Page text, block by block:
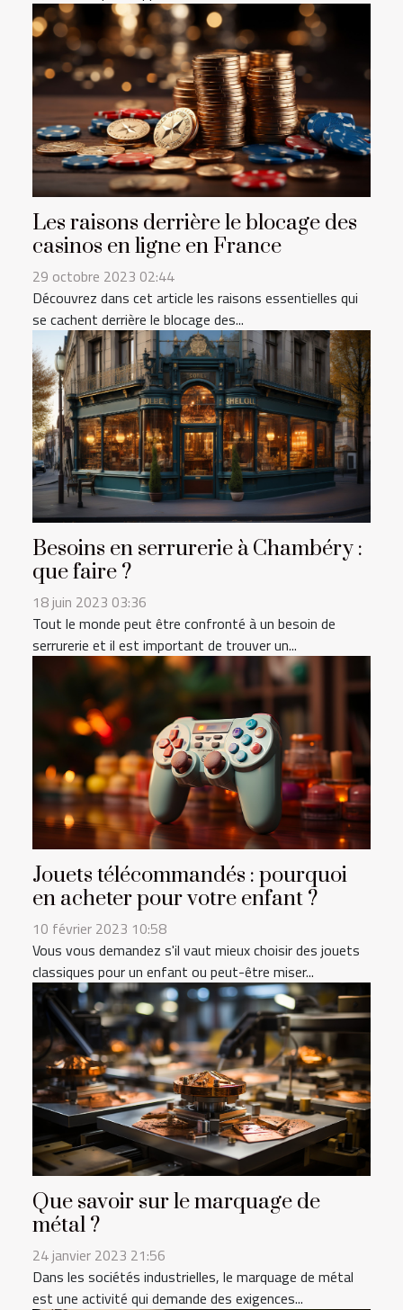
Les raisons derrière le blocage des
casinos en ligne en France
29 octobre 2023 02:44
Découvrez dans cet article les raisons essentielles qui
se cachent derrière le blocage des...
Besoins en serrurerie à Chambéry :
que faire ?
18 juin 2023 03:36
Tout le monde peut être confronté à un besoin de
serrurerie et il est important de trouver un...
Jouets télécommandés : pourquoi
en acheter pour votre enfant ?
10 février 2023 10:58
Vous vous demandez s'il vaut mieux choisir des jouets
classiques pour un enfant ou peut-être miser...
Que savoir sur le marquage de
métal ?
24 janvier 2023 21:56
Dans les sociétés industrielles, le marquage de métal
est une activité qui demande des exigences...